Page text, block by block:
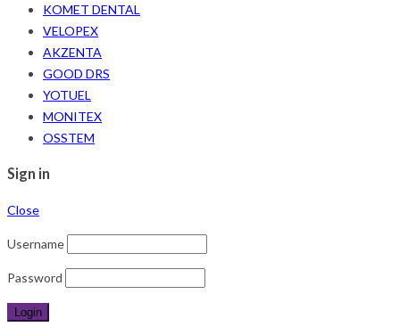
KOMET DENTAL
VELOPEX
AKZENTA
GOOD DRS
YOTUEL
MONITEX
OSSTEM
Sign in
Close
Username
Password